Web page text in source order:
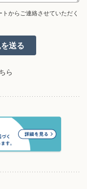
からご連絡させていただく
ら